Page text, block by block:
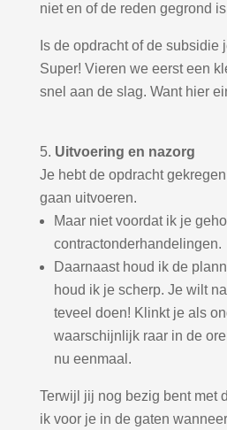
niet en of de reden gegrond
Is de opdracht of de subsidie
Super! Vieren we eerst een
snel aan de slag. Want hier
Uitvoering en nazorg
Je hebt de opdracht
gaan uitvoeren.
Maar niet voordat ik je
contractonderhandelingen.
Daarnaast houd ik de
houd ik je scherp. Je wilt
teveel doen! Klinkt je als
waarschijnlijk raar in de
nu eenmaal.
Terwijl jij nog bezig bent met
ik voor je in de gaten